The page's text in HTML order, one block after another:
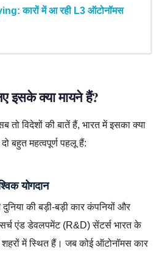
कारों में आ रही L3 ऑटोनॉमस
इसके क्या मायने हैं?
तो विदेशों की बातें हैं, भारत में इसका क्या
बहुत महत्वपूर्ण पहलू हैं:
योगदान
की बड़ी-बड़ी कार कंपनियों और
एंड डेवलपमेंट (R&D) सेंटर्स भारत के
में स्थित हैं। जब कोई ऑटोनॉमस कार